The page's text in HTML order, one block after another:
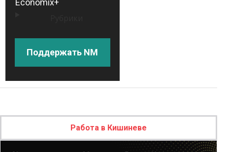
Economix+
Поддержать NM
Работа в Кишиневе